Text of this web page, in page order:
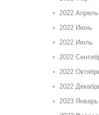
2022 Апрель
2022 Июнь
2022 Июль
2022
2022
2022
2023 Январь